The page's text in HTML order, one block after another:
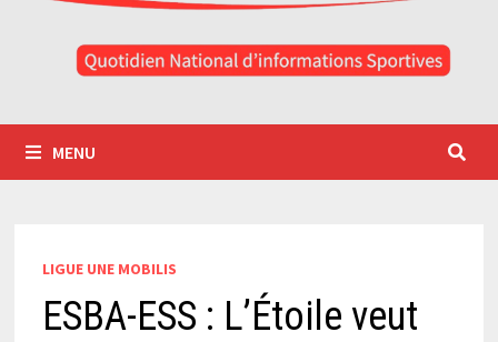
MENU
LIGUE UNE MOBILIS
ESBA-ESS : L’Étoile veut